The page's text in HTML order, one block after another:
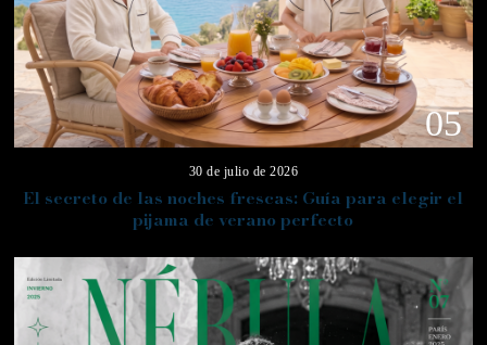
05
30 de julio de 2026
El secreto de las noches frescas: Guía para elegir el
pijama de verano perfecto